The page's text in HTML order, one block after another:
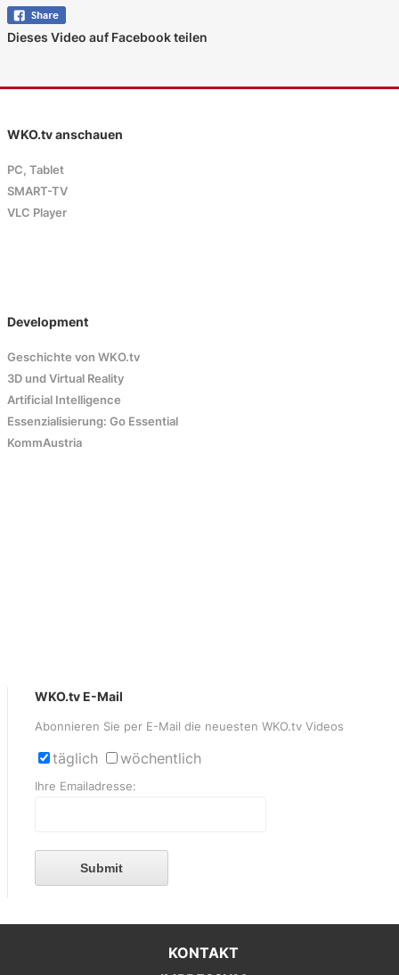
Dieses Video auf Facebook teilen
WKO.tv anschauen
PC, Tablet
SMART-TV
VLC Player
Development
Geschichte von WKO.tv
3D und Virtual Reality
Artificial Intelligence
Essenzialisierung: Go Essential
KommAustria
WKO.tv E-Mail
Abonnieren Sie per E-Mail die neuesten WKO.tv Videos
täglich wöchentlich
Ihre Emailadresse:
Submit
KONTAKT